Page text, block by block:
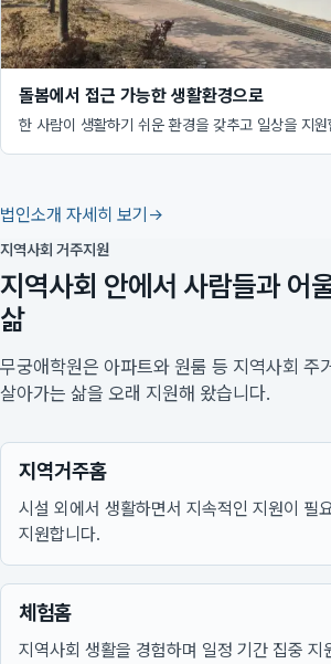
돌봄에서 접근 가능한 생활환경으로
한 사람이 생활하기 쉬운 환경을 갖추고 일상을 지원
법인소개 자세히 보기
지역사회 거주지원
지역사회 안에서 사람들과 어
삶
무궁애학원은 아파트와 원룸 등 지역사회 주
살아가는 삶을 오래 지원해 왔습니다.
지역거주홈
시설 외에서 생활하면서 지속적인 지원이 필
지원합니다.
체험홈
지역사회 생활을 경험하며 일정 기간 집중 지